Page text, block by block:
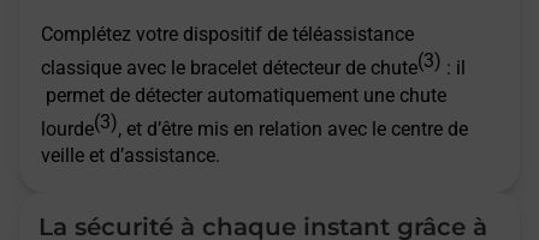
Complétez votre dispositif de téléassistance
classique avec le bracelet détecteur de chute(3) : il
permet de détecter automatiquement une chute
lourde(3), et d’être mis en relation avec le centre de
veille et d’assistance.
La sécurité à chaque instant grâce à